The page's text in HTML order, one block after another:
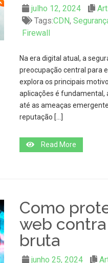
julho 12, 2024
Tags:CDN,
Firewall
Na era digital atual, a
preocupação central para
explora os principais
aplicações é fundamental,
até as ameaças
reputação […]
Read More
Como
web
bruta
junho 25, 2024